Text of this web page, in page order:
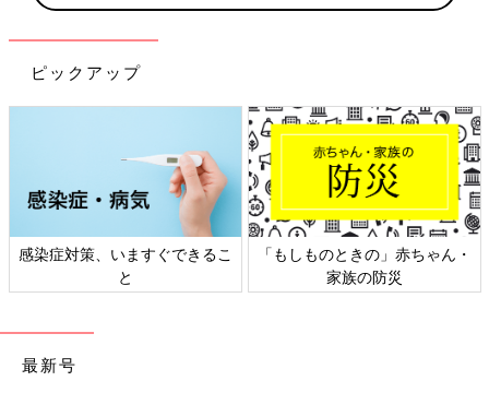
ピックアップ
日本外来小児科学会リーフレッ
ト検討会
六星占術 細木かおりさんの人生
相談
最新号